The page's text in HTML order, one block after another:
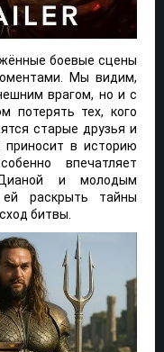
боевые сцены
Мы видим,
врагом, но и с
потерять тех, кого
старые друзья и
в историю
впечатляет
и молодым
ей раскрыть тайны
битвы.